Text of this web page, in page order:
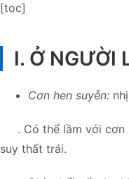
[toc]
I. Ở NGƯỜI
Cơn hen suyễn:
. Có thể lầm với cơn
suy thất trái.